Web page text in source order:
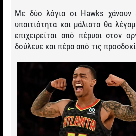
Με δύο λόγια οι Hawks χάνουν
υπαιτιότητα και μάλιστα θα
επιχειρείται από πέρυσι στον
δούλευε και πέρα από τις